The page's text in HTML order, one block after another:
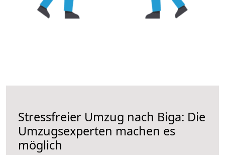
Stressfreier Umzug nach Biga: Die
Umzugsexperten machen es
möglich